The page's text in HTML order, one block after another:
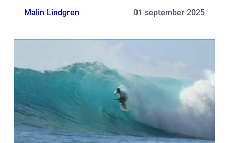
Malin Lindgren 01 september 2025